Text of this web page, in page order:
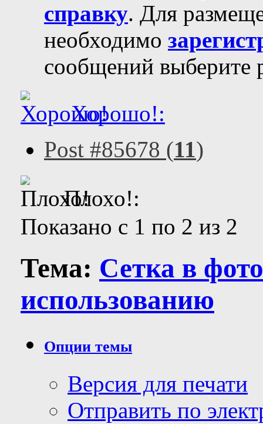
справку. Для
необходимо
сообщений выберите
Хорошо!:
Post #85678 (11)
Плохо!:
Показано с 1 по 2 из 2
Тема: Сетка в
использованию
Опции темы
Версия для печати
Отправить по